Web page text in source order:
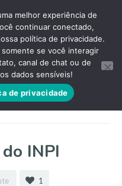
INPI
1
melhor experiência de
continuar conectado,
política de privacidade.
se você interagir
canal de chat ou de
dados sensíveis!
de privacidade